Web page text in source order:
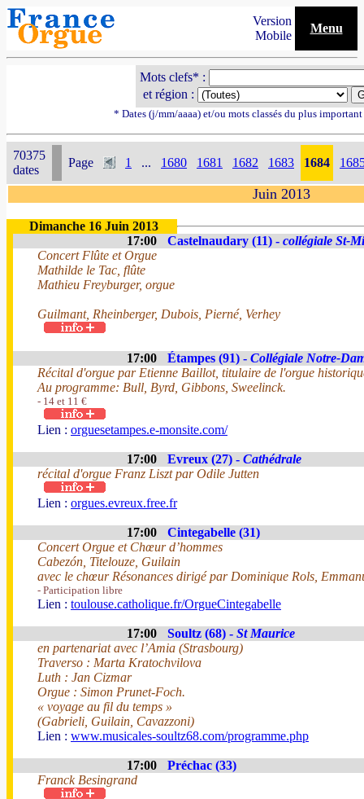
Version
Mobile
Menu
Mots clefs* :
et région :
* Dates (j/mm/aaaa) et/ou mots classés du plus
70375
dates
Page 1 ... 1680 1681 1682 1683 1684
Juin 2013
Dimanche 16 Juin 2013
17:00
Castelnaudary (11) - collégiale St-
Concert Flûte et Orgue
Mathilde le Tac, flûte
Mathieu Freyburger, orgue
Guilmant, Rheinberger, Dubois, Pierné, Verhey
17:00 Étampes (91) - Collégiale Notre-
Récital d'orgue par Etienne Baillot, titulaire de l'orgue
Au programme: Bull, Byrd, Gibbons, Sweelinck.
- 14 et 11 €
Lien : orguesetampes.e-monsite.com/
17:00 Evreux (27) - Cathédrale
récital d'orgue Franz Liszt par Odile Jutten
Lien : orgues.evreux.free.fr
17:00
Cintegabelle (31)
Concert Orgue et Chœur d’hommes
Cabezón, Titelouze, Guilain
avec le chœur Résonances dirigé par Dominique Rols,
- Participation libre
Lien : toulouse.catholique.fr/OrgueCintegabelle
17:00 Soultz (68) - St Maurice
en partenariat avec l’Amia (Strasbourg)
Traverso : Marta Kratochvilova
Luth : Jan Cizmar
Orgue : Simon Prunet-Foch.
« voyage au fil du temps »
(Gabrieli, Guilain, Cavazzoni)
Lien : www.musicales-soultz68.com/programme.php
17:00
Préchac (33)
Franck Besingrand